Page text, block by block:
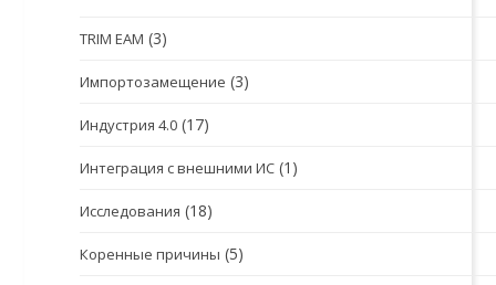
TRIM EAM (3)
Импортозамещение (3)
Индустрия 4.0 (17)
Интеграция с внешними ИС (1)
Исследования (18)
Коренные причины (5)